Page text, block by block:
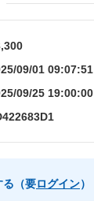
09/01 09:07:51
09/25 19:00:00
る（要ログイン）